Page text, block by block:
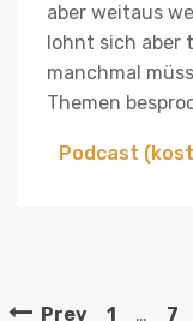
aber weitaus
lohnt sich
manchmal
Themen
Podcast
Prev 1 … 7